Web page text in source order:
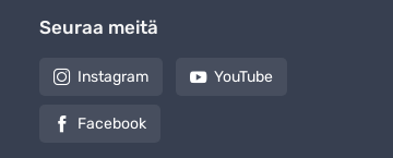
Seuraa meitä
Instagram YouTube
Facebook